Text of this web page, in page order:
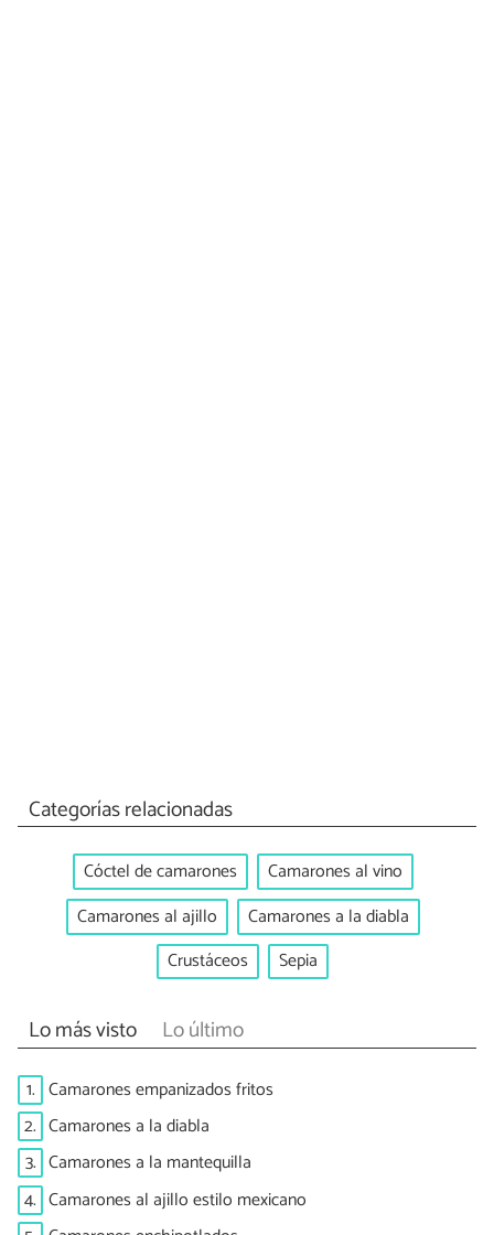
Categorías relacionadas
Cóctel de camarones
Camarones al vino
Camarones al ajillo
Camarones a la diabla
Crustáceos
Sepia
Lo más visto Lo último
1. Camarones empanizados fritos
2. Camarones a la diabla
3. Camarones a la mantequilla
4. Camarones al ajillo estilo mexicano